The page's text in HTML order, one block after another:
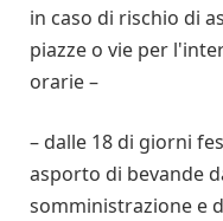
in caso di rischio di
piazze o vie per
orarie –
– dalle 18 di giorni
asporto di bevande
somministrazione e